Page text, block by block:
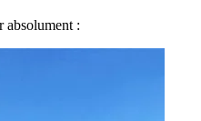
absolument :